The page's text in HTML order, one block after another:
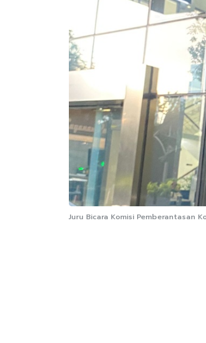
Juru Bicara Komisi Pemberantasan